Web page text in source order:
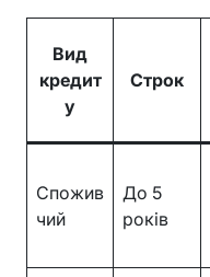
Вид
кредит
у
Строк
Спожив
чий
До 5
років